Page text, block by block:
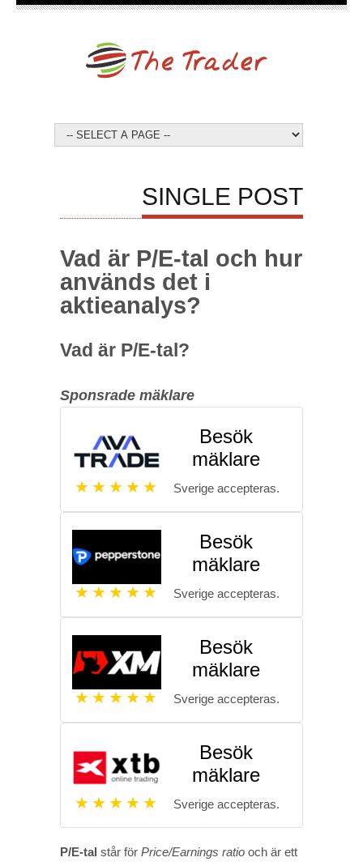
SINGLE POST
Vad är P/E-tal och hur
används det i
aktieanalys?
Vad är P/E-tal?
Sponsrade mäklare
Besök
mäklare
Sverige accepteras.
Besök
mäklare
Sverige accepteras.
Besök
mäklare
Sverige accepteras.
Besök
mäklare
Sverige accepteras.
P/E-tal står för Price/Earnings ratio och är ett